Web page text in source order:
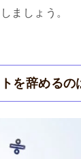
ましょう。
を辞めるの